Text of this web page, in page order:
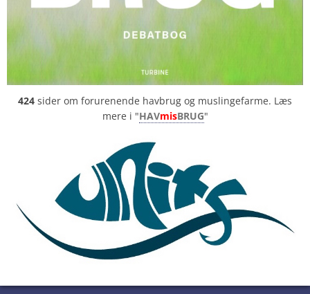
424 sider om forurenende havbrug og muslingefarme. Læs
mere i "HAVmisBRUG"